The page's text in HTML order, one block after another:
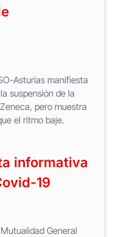
Asturias manifiesta
suspensión de la
pero muestra
el ritmo baje.
informativa
19
General